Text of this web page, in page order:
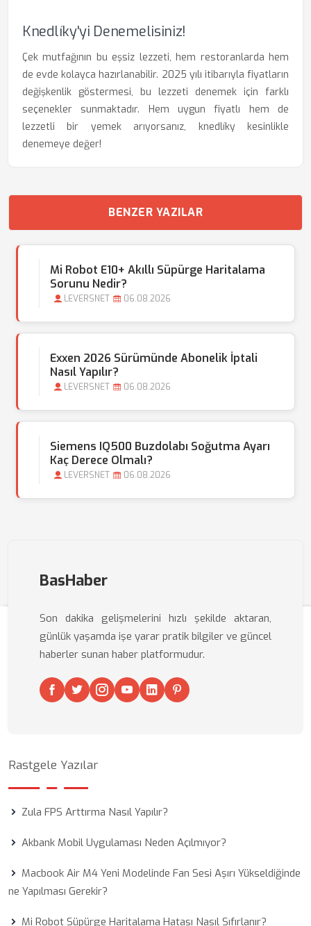
Knedlíky'yi Denemelisiniz!
Çek mutfağının bu eşsiz lezzeti, hem restoranlarda hem
de evde kolayca hazırlanabilir. 2025 yılı itibarıyla fiyatların
değişkenlik göstermesi, bu lezzeti denemek için farklı
seçenekler sunmaktadır. Hem uygun fiyatlı hem de
lezzetli bir yemek arıyorsanız, knedlíky kesinlikle
denemeye değer!
BENZER YAZILAR
Mi Robot E10+ Akıllı Süpürge Haritalama
Sorunu Nedir?
LEVERSNET 06.08.2026
Exxen 2026 Sürümünde Abonelik İptali
Nasıl Yapılır?
LEVERSNET 06.08.2026
Siemens IQ500 Buzdolabı Soğutma Ayarı
Kaç Derece Olmalı?
LEVERSNET 06.08.2026
BasHaber
Son dakika gelişmelerini hızlı şekilde aktaran,
günlük yaşamda işe yarar pratik bilgiler ve güncel
haberler sunan haber platformudur.
Rastgele Yazılar
Zula FPS Arttırma Nasıl Yapılır?
Akbank Mobil Uygulaması Neden Açılmıyor?
Macbook Air M4 Yeni Modelinde Fan Sesi Aşırı Yükseldiğinde
ne Yapılması Gerekir?
Mi Robot Süpürge Haritalama Hatası Nasıl Sıfırlanır?